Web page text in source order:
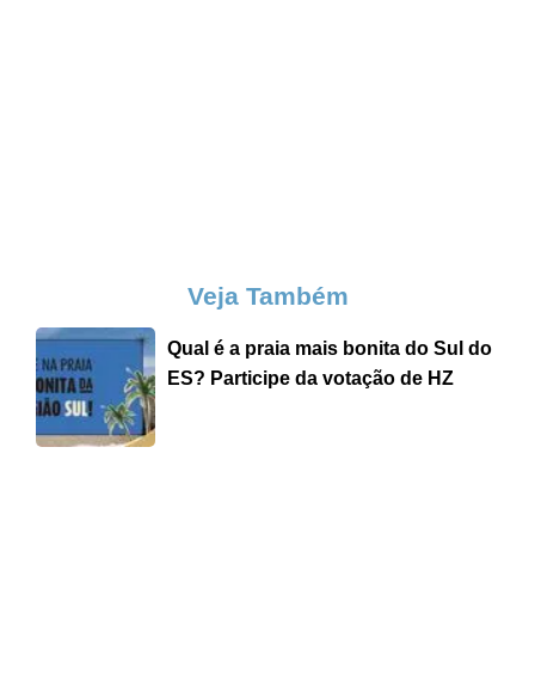
Veja Também
Qual é a praia mais bonita do Sul do
ES? Participe da votação de HZ